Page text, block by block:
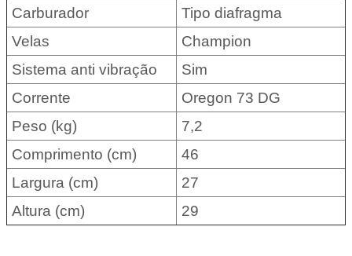
Carburador
Tipo diafragma
Velas
Champion
Sistema anti vibração
Sim
Corrente
Oregon 73 DG
Peso (kg)
7,2
Comprimento (cm)
46
Largura (cm)
27
Altura (cm)
29